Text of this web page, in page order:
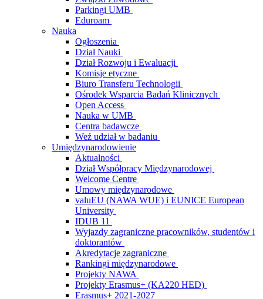
Parkingi UMB
Eduroam
Nauka
Ogłoszenia
Dział Nauki
Dział Rozwoju i Ewaluacji
Komisje etyczne
Biuro Transferu Technologii
Ośrodek Wsparcia Badań Klinicznych
Open Access
Nauka w UMB
Centra badawcze
Weź udział w badaniu
Umiędzynarodowienie
Aktualności
Dział Współpracy Międzynarodowej
Welcome Centre
Umowy międzynarodowe
valuEU (NAWA WUE) i EUNICE European
University
IDUB 11
Wyjazdy zagraniczne pracowników, studentów i
doktorantów
Akredytacje zagraniczne
Rankingi międzynarodowe
Projekty NAWA
Projekty Erasmus+ (KA220 HED)
Erasmus+ 2021-2027